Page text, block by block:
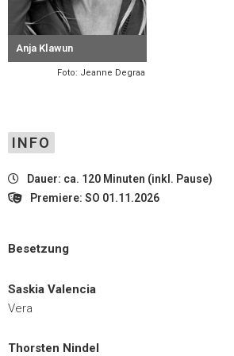
Anja Klawun
Foto: Jeanne Degraa
INFO
Dauer: ca. 120 Minuten (inkl. Pause)
Premiere: SO 01.11.2026
Besetzung
Saskia Valencia
Vera
Thorsten Nindel